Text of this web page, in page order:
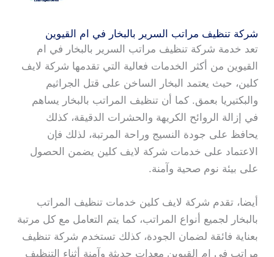
شركة تنظيف مراتب السرير بالبخار في ام القيوين
تعد خدمة شركة تنظيف مراتب السرير بالبخار في ام
القيوين من أكثر الخدمات فعالية التي تقدمها شركة لايف
كلين، حيث يعتمد البخار الساخن على قتل الجراثيم
والبكتيريا بعمق. كما أن تنظيف المراتب بالبخار يساهم
في إزالة الروائح الكريهة والحشرات الدقيقة، كذلك
يحافظ على جودة النسيج وراحة المرتبة، لذلك فإن
الاعتماد على خدمات شركة لايف كلين يضمن الحصول
على بيئة نوم صحية وآمنة.
أيضا، تقدم شركة لايف كلين خدمات تنظيف المراتب
بالبخار لجميع أنواع المراتب، كما يتم التعامل مع كل مرتبة
بعناية فائقة لضمان الجودة، كذلك تستخدم شركة تنظيف
مراتب في ام القيوين معدات حديثة وآمنة أثناء التنظيف